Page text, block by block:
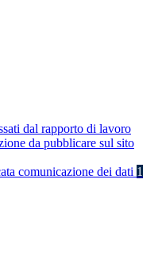
dal rapporto di lavoro
da pubblicare sul sito
comunicazione dei dati 1